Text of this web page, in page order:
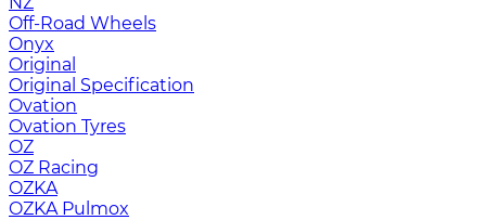
Off-Road Wheels
Onyx
Original
Original Specification
Ovation
Ovation Tyres
OZ
OZ Racing
OZKA
OZKA Pulmox